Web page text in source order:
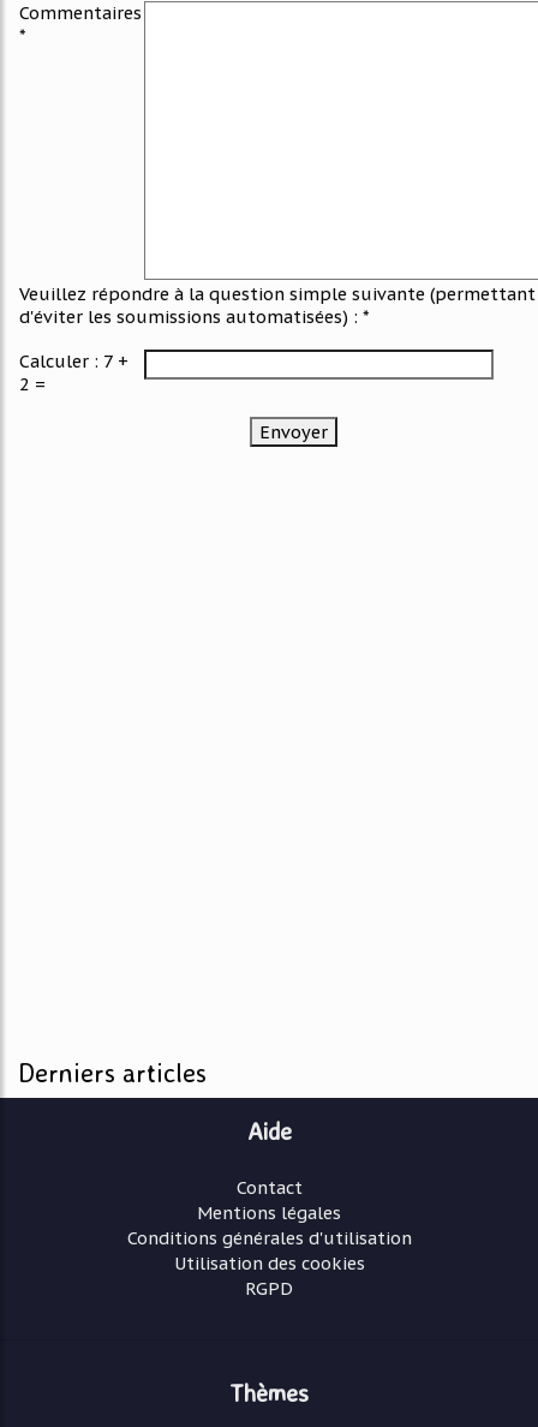
Commentaires
*
Veuillez répondre à la question simple suivante (permettant
d'éviter les soumissions automatisées) : *
Calculer : 7 +
2 =
Derniers articles
Aide
Contact
Mentions légales
Conditions générales d'utilisation
Utilisation des cookies
RGPD
Thèmes